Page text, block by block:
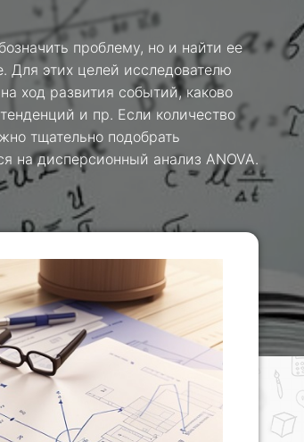
проблему, но и найти ее
Для этих целей исследователю
ход развития событий, каково
и пр. Если количество
тщательно подобрать
на дисперсионный анализ ANOVA.